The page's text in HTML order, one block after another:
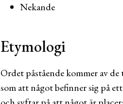
Nekande
Etymologi
Ordet påstående kommer av
som att något befinner sig på